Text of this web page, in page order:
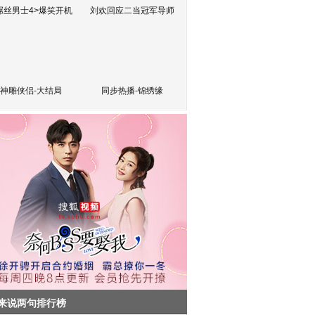
丝男士4>爆笑开机 刘欢回应二当冠军导师
神雕侠侣-大结局 同步热播-锦绣缘
说两句排行榜